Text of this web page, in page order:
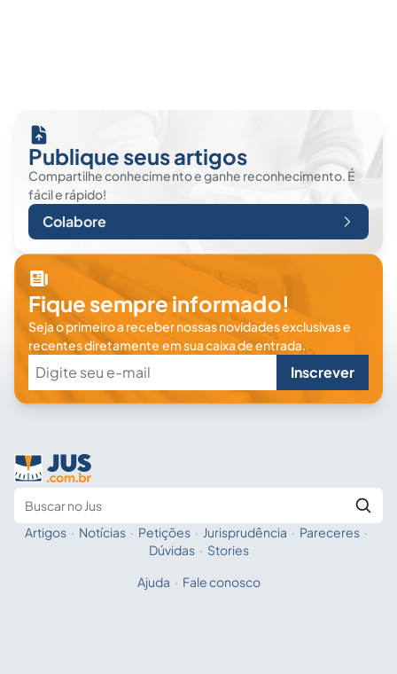
Publique seus artigos
Compartilhe conhecimento e ganhe reconhecimento. É
fácil e rápido!
Colabore
Fique sempre informado!
Seja o primeiro a receber nossas novidades exclusivas e
recentes diretamente em sua caixa de entrada.
Inscrever
Fale com a IA
Artigos · Notícias · Petições · Jurisprudência · Pareceres ·
Dúvidas · Stories
Ajuda · Fale conosco